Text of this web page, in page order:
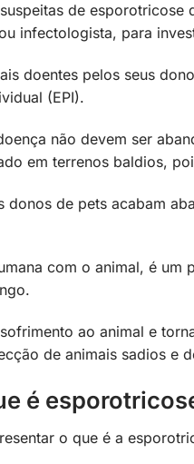
de esporotricose
infectologista, para
doentes pelos seus
(EPI).
não devem ser
em terrenos baldios,
donos de pets acabam
com o animal, é um
ao animal e
de animais sadios e
é
o que é a